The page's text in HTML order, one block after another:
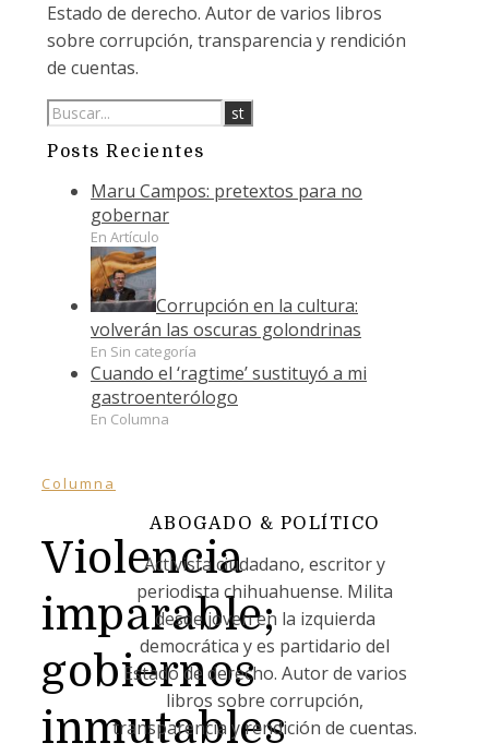
Estado de derecho. Autor de varios libros
sobre corrupción, transparencia y rendición
de cuentas.
Posts Recientes
Maru Campos: pretextos para no
gobernar
En Artículo
Corrupción en la cultura:
volverán las oscuras golondrinas
En Sin categoría
Cuando el ‘ragtime’ sustituyó a mi
gastroenterólogo
En Columna
Columna
Violencia
imparable;
gobiernos
inmutables
ABOGADO & POLÍTICO
Activista ciudadano, escritor y
periodista chihuahuense. Milita
desde joven en la izquierda
democrática y es partidario del
Estado de derecho. Autor de varios
libros sobre corrupción,
transparencia y rendición de cuentas.